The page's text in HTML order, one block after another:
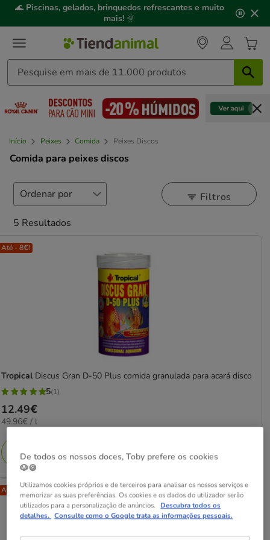
3,
mensagem,
🌊 Piscinas, gelados, brinquedos refrescantes e muito
mais! 🌞
Início Peixes Comida Peixes Discos
Comida para peixes discos
Filtros
5 Resultados
Até - 8€!
Tropical Discus Gran D-50 Plus comida granulada para acará disco
5
estrelas
com
1
avaliações
5(1)
Preço
12.49€
12.49€
49.96€
L
49.96€ / l
Adicionar
Até - 8€!
De todos os nossos doces, Toby prefere os cookies
🐶🍪
Utilizamos cookies próprios e de terceiros para analisar os nossos serviços e
memorizar as suas preferências. Os cookies e os dados do utilizador serão
utilizados para a personalização de anúncios. Descubra todos os
detalhes. Consulte como o Google trata as informações pessoais.